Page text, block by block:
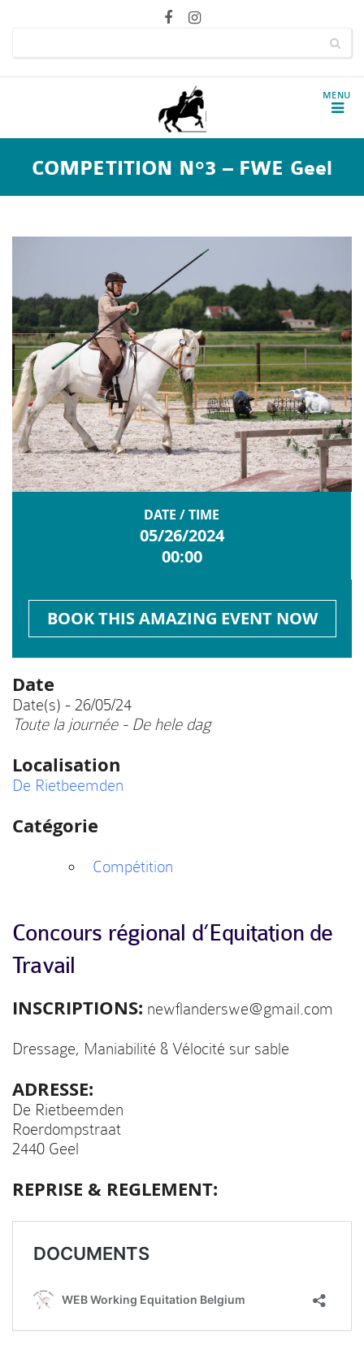
COMPETITION N°3 – FWE Geel
DATE / TIME
05/26/2024
00:00
BOOK THIS AMAZING EVENT NOW
Date
Date(s) - 26/05/24
Toute la journée - De hele dag
Localisation
De Rietbeemden
Catégorie
Compétition
Concours régional d’Equitation de
Travail
INSCRIPTIONS: newflanderswe@gmail.com
Dressage, Maniabilité & Vélocité sur sable
ADRESSE:
De Rietbeemden
Roerdompstraat
2440 Geel
REPRISE & REGLEMENT: